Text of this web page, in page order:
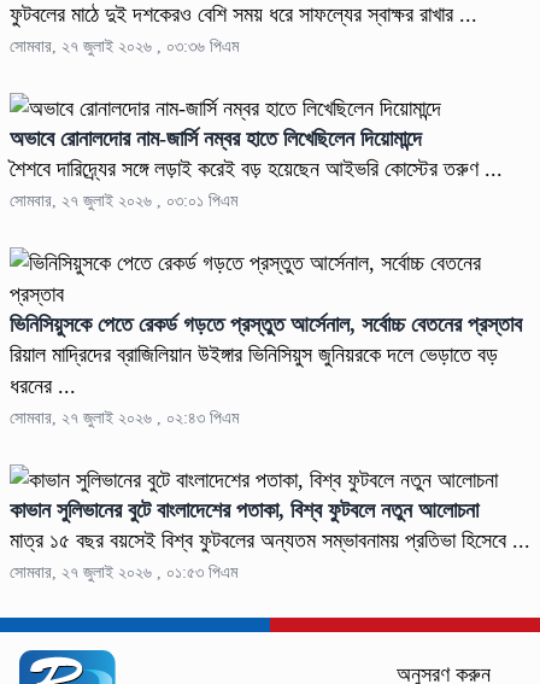
ফুটবলের মাঠে দুই দশকেরও বেশি সময় ধরে সাফল্যের স্বাক্ষর রাখার ...
সোমবার, ২৭ জুলাই ২০২৬ , ০৩:৩৬ পিএম
অভাবে রোনালদোর নাম-জার্সি নম্বর হাতে লিখেছিলেন দিয়োমান্দে
শৈশবে দারিদ্র্যের সঙ্গে লড়াই করেই বড় হয়েছেন আইভরি কোস্টের তরুণ ...
সোমবার, ২৭ জুলাই ২০২৬ , ০৩:০১ পিএম
ভিনিসিয়ুসকে পেতে রেকর্ড গড়তে প্রস্তুত আর্সেনাল, সর্বোচ্চ বেতনের প্রস্তাব
রিয়াল মাদ্রিদের ব্রাজিলিয়ান উইঙ্গার ভিনিসিয়ুস জুনিয়রকে দলে ভেড়াতে বড়
ধরনের ...
সোমবার, ২৭ জুলাই ২০২৬ , ০২:৪৩ পিএম
কাভান সুলিভানের বুটে বাংলাদেশের পতাকা, বিশ্ব ফুটবলে নতুন আলোচনা
মাত্র ১৫ বছর বয়সেই বিশ্ব ফুটবলের অন্যতম সম্ভাবনাময় প্রতিভা হিসেবে ...
সোমবার, ২৭ জুলাই ২০২৬ , ০১:৫৩ পিএম
অনুসরণ করুন